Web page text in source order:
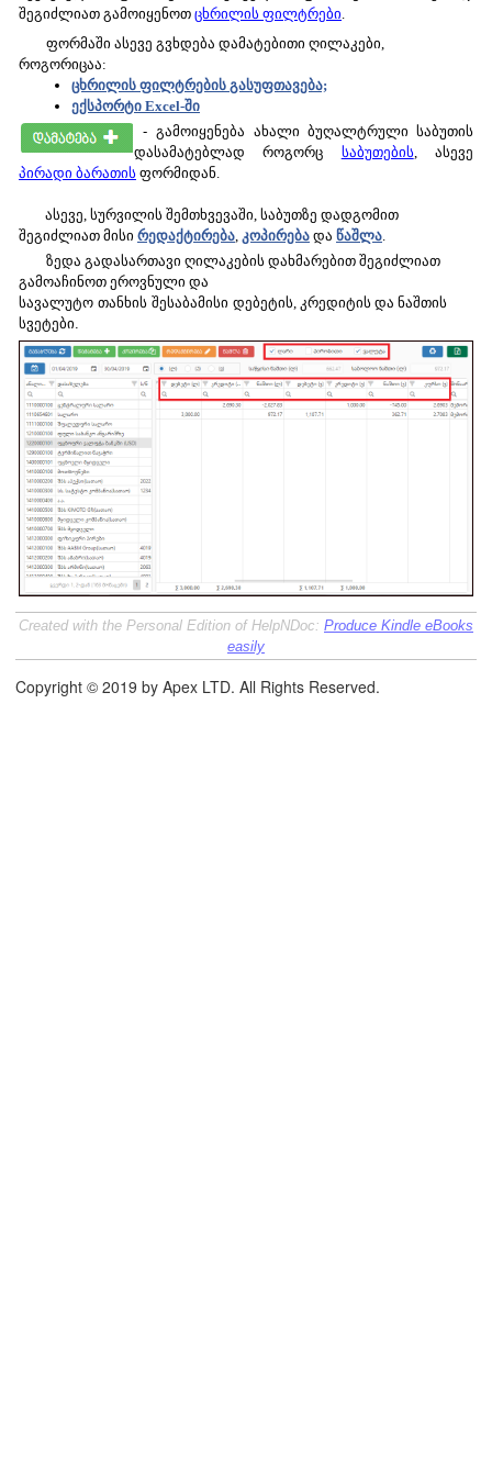
შეგიძლიათ გამოიყენოთ ცხრილის ფილტრები.
ფორმაში ასევე გვხდება დამატებითი ღილაკები,
როგორიცაა:
ცხრილის ფილტრების გასუფთავება;
ექსპორტი Excel-ში
-გამოიყენება ახალი ბუღალტრული საბუთის
დასამატებლად როგორც საბუთების, ასევე
პირადი ბარათის ფორმიდან.
ასევე, სურვილის შემთხვევაში, საბუთზე დადგომით
შეგიძლიათ მისი რედაქტირება, კოპირება და წაშლა.
ზედა გადასართავი ღილაკების დახმარებით შეგიძლიათ
გამოაჩინოთ ეროვნული და
სავალუტო თანხის შესაბამისი დებეტის, კრედიტის და ნაშთის
სვეტები.
Created with the Personal Edition of HelpNDoc: Produce Kindle eBooks
easily
Copyright © 2019 by Apex LTD. All Rights Reserved.